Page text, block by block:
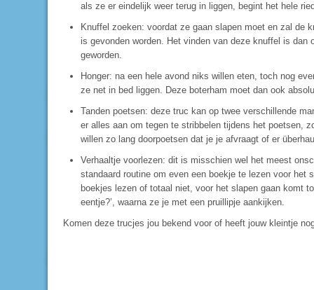
als ze er eindelijk weer terug in liggen, begint het hele
Knuffel zoeken: voordat ze gaan slapen moet en zal de
is gevonden worden. Het vinden van deze knuffel is dan
geworden.
Honger: na een hele avond niks willen eten, toch nog
ze net in bed liggen. Deze boterham moet dan ook
Tanden poetsen: deze truc kan op twee verschillende
er alles aan om tegen te stribbelen tijdens het poetsen,
willen zo lang doorpoetsen dat je je afvraagt of er
Verhaaltje voorlezen: dit is misschien wel het meest
standaard routine om even een boekje te lezen voor het
boekjes lezen of totaal niet, voor het slapen gaan komt
eentje?’, waarna ze je met een pruillipje aankijken.
Komen deze trucjes jou bekend voor of heeft jouw kleintje